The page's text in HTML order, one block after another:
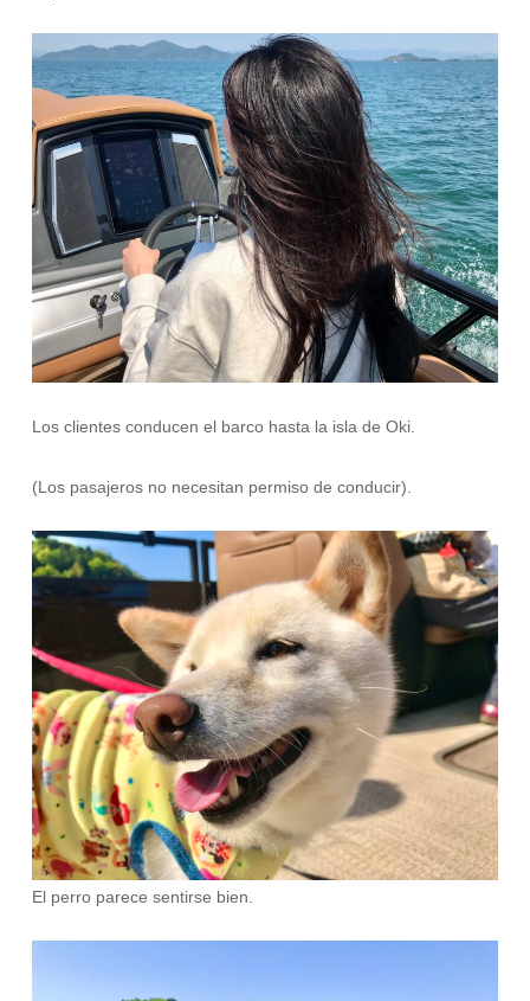
Los clientes conducen el barco hasta la isla de Oki.
(Los pasajeros no necesitan permiso de conducir).
El perro parece sentirse bien.